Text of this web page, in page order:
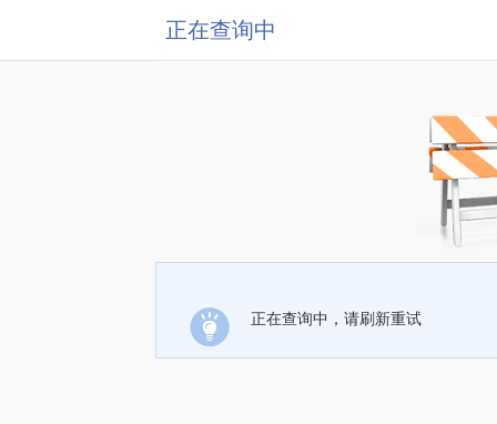
正在查询中
正在查询中，请刷新重试